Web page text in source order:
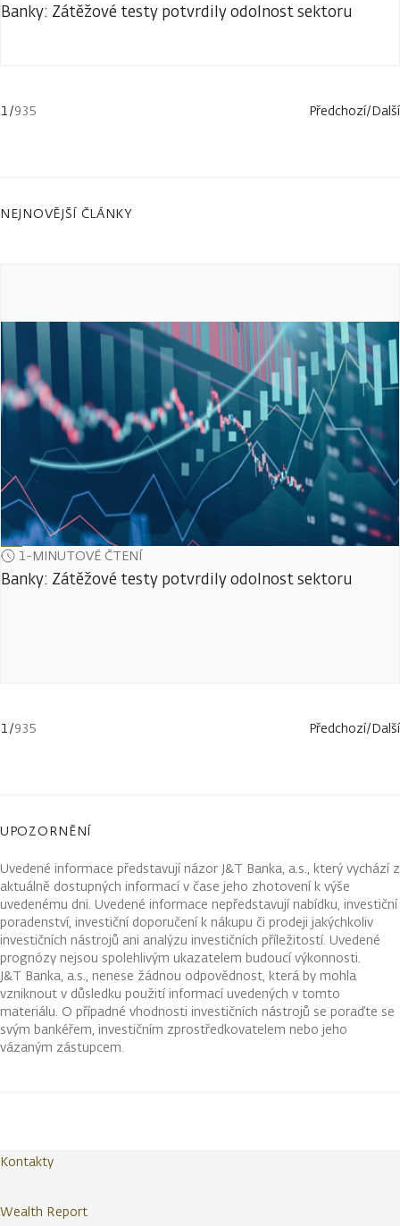
Banky: Zátěžové testy potvrdily odolnost sektoru
1/935 Předchozí/Další
NEJNOVĚJŠÍ ČLÁNKY
1-MINUTOVÉ ČTENÍ
Banky: Zátěžové testy potvrdily odolnost sektoru
1/935 Předchozí/Další
UPOZORNĚNÍ
Uvedené informace představují názor J&T Banka, a.s., který vychází z
aktuálně dostupných informací v čase jeho zhotovení k výše
uvedenému dni. Uvedené informace nepředstavují nabídku, investiční
poradenství, investiční doporučení k nákupu či prodeji jakýchkoliv
investičních nástrojů ani analýzu investičních příležitostí. Uvedené
prognózy nejsou spolehlivým ukazatelem budoucí výkonnosti.
J&T Banka, a.s., nenese žádnou odpovědnost, která by mohla
vzniknout v důsledku použití informací uvedených v tomto
materiálu. O případné vhodnosti investičních nástrojů se poraďte se
svým bankéřem, investičním zprostředkovatelem nebo jeho
vázaným zástupcem.
Kontakty
Wealth Report